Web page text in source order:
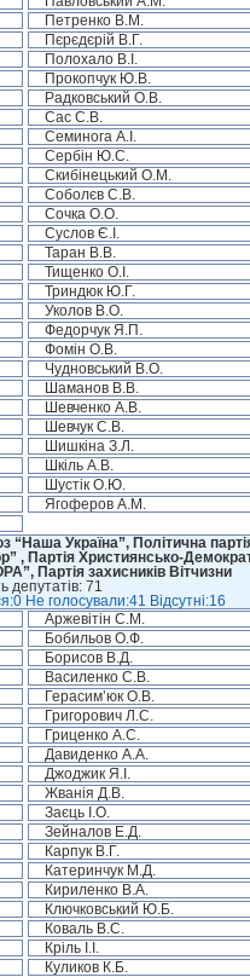
Петренко В.М.
Пєрєдєрій В.Г.
Полохало В.І.
Прокопчук Ю.В.
Радковський О.В.
Сас С.В.
Семинога А.І.
Сербін Ю.С.
Скибінецький О.М.
Соболєв С.В.
Сочка О.О.
Суслов Є.І.
Таран В.В.
Тищенко О.І.
Триндюк Ю.Г.
Уколов В.О.
Федорчук Я.П.
Фомін О.В.
Чудновський В.О.
Шаманов В.В.
Шевченко А.В.
Шевчук С.В.
Шишкіна З.Л.
Шкіль А.В.
Шустік О.Ю.
Ягоферов А.М.
Україна”, Політична
, Партія Християнсько-
Партія захисників Вітчизни
депутатів: 71
Не голосували:41 Відсутні:16
Аржевітін С.М.
Бобильов О.Ф.
Борисов В.Д.
Василенко С.В.
Герасим’юк О.В.
Григорович Л.С.
Гриценко А.С.
Давиденко А.А.
Джоджик Я.І.
Жванія Д.В.
Заєць І.О.
Зейналов Е.Д.
Карпук В.Г.
Катеринчук М.Д.
Кириленко В.А.
Ключковський Ю.Б.
Коваль В.С.
Кріль І.І.
Куликов К.Б.